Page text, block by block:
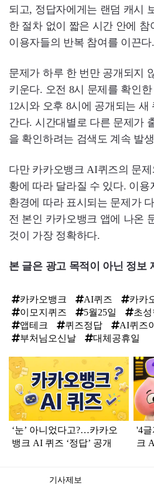
되고, 정답자에게는 랜덤 캐시
한 절차 없이 짧은 시간 안에 참
이용자들의 반복 참여를 이끈다.
문제가 하루 한 번만 공개되지
키운다. 오전 8시 문제를 확인
12시와 오후 8시에 공개되는 새
간다. 시간대별로 다른 문제가
을 확인하려는 검색도 계속 발
다만 카카오뱅크 AI퀴즈의 문
황에 따라 달라질 수 있다. 이
환경에 따라 표시되는 문제가
전 본인 카카오뱅크 앱에 나온
것이 가장 정확하다.
본 글은 광고 목적이 아닌 정보
카카오뱅크 AI퀴즈 카카
이모지퀴즈
5월25일 초
앱테크
퀴즈정답 AI퀴즈
부처님오신날
대체공휴일
탑
라
인
‘눈’ 아니었다고?…카카오
뱅크 AI 퀴즈 ‘정답’ 공개
'4
크
기사제보